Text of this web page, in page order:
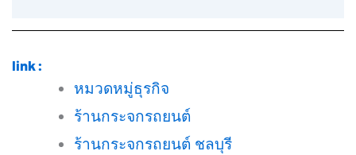
link :
หมวดหมู่ธุรกิจ
ร้านกระจกรถยนต์
ร้านกระจกรถยนต์ ชลบุรี